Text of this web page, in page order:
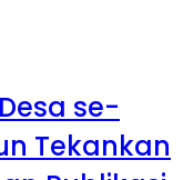
se-
Tekankan